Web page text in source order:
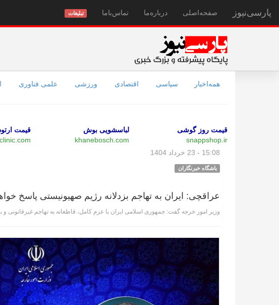
پارسی‌نیوز صفحه‌اصلی درباره‌ما تماس‌با‌ما تبلیغات
همه‌اخبار سیاسی اقتصادی ورزشی علمی فناوری
قیمت روز گوشی
snappshop.ir
لباسشویی بوش
khanebosch.com
قیمت
15:08 - 23 خرداد 1404
باشگاه خبرنگاران
عراقچی: ایران به تهاجم بزدلانه رژیم صهیونیستی پاسخ
وزیر امور خرجه گفت: جمهوری اسلامی ایران با عزم کامل، قاطعانه به تهاجم غیرقانونی و